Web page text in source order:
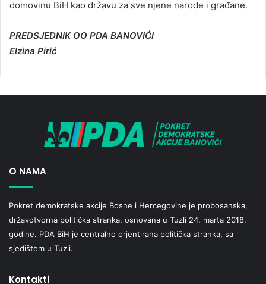
domovinu BiH kao državu za sve njene narode i građane.
PREDSJEDNIK OO PDA BANOVIĆI
Elzina Pirić
O NAMA
Pokret demokratske akcije Bosne i Hercegovine je probosanska,
državotvorna politička stranka, osnovana u Tuzli 24. marta 2018.
godine. PDA BiH je centralno orjentirana politička stranka, sa
sjedištem u Tuzli.
Kontakti